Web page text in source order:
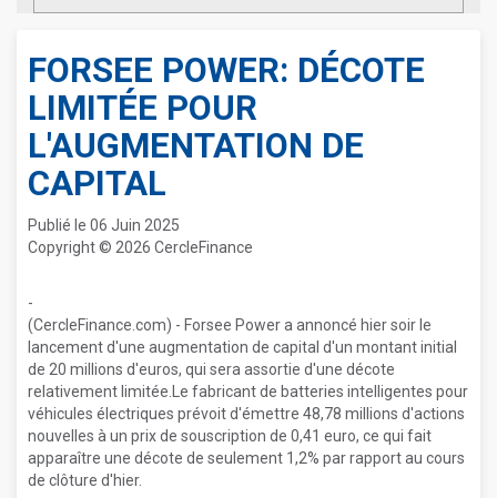
FORSEE POWER: DÉCOTE
LIMITÉE POUR
L'AUGMENTATION DE
CAPITAL
Publié le 06 Juin 2025
Copyright © 2026 CercleFinance
-
(CercleFinance.com) - Forsee Power a annoncé hier soir le
lancement d'une augmentation de capital d'un montant initial
de 20 millions d'euros, qui sera assortie d'une décote
relativement limitée.Le fabricant de batteries intelligentes pour
véhicules électriques prévoit d'émettre 48,78 millions d'actions
nouvelles à un prix de souscription de 0,41 euro, ce qui fait
apparaître une décote de seulement 1,2% par rapport au cours
de clôture d'hier.